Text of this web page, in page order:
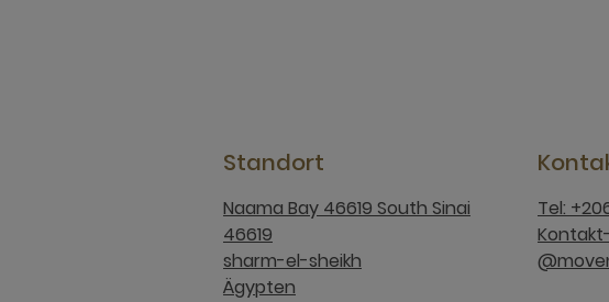
Standort
Naama Bay 46619 South Sinai
46619
sharm-el-sheikh
Ägypten
Tel: